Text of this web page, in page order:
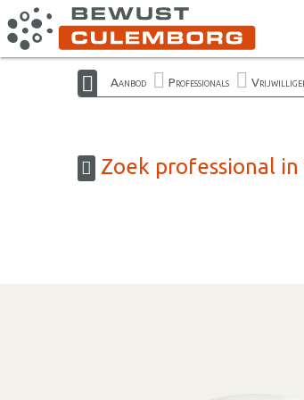
Aanbod Professionals
Zoek professional